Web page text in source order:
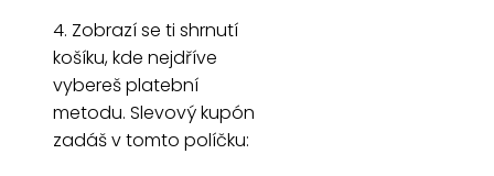
4. Zobrazí se ti shrnutí
košíku, kde nejdříve
vybereš platební
metodu. Slevový kupón
zadáš v tomto políčku: